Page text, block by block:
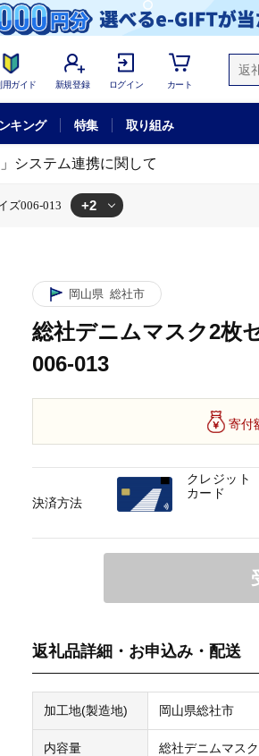
用ガイド 新規登録 ログイン カート
キング 特集 取り組み
システム連携に関して
ズ006-013 +2
岡山県 総社市
総社デニムマスク2枚
006-013
寄付
返礼品詳細・お申込み・配送
加工地(製造地) 岡山県総社市
内容量
総社デニムマス
決済方法
クレジット
カード